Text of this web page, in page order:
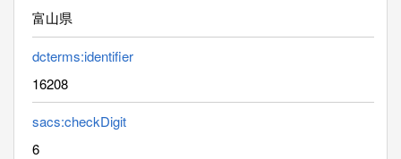
富山県
dcterms:identifier
16208
sacs:checkDigit
6